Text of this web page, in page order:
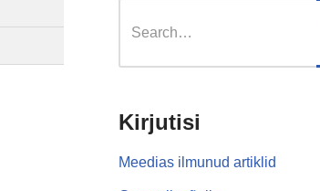
Kirjutisi
Meedias ilmunud artiklid